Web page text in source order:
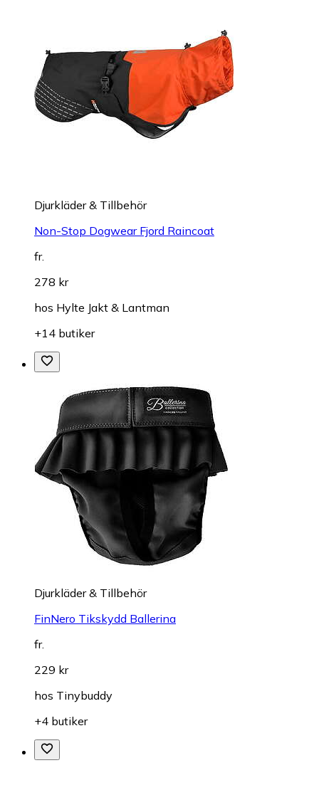
Djurkläder & Tillbehör
Non-Stop Dogwear Fjord Raincoat
fr.
278 kr
hos Hylte Jakt & Lantman
+14 butiker
Djurkläder & Tillbehör
FinNero Tikskydd Ballerina
fr.
229 kr
hos Tinybuddy
+4 butiker